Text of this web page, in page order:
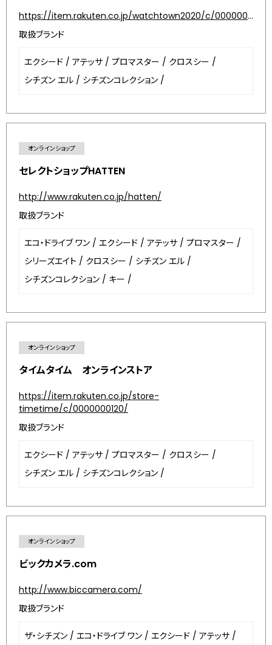
https://item.rakuten.co.jp/watchtown2020/c/0000000206/
取扱ブランド
エクシード / アテッサ / プロマスター / クロスシー /
シチズン エル / シチズンコレクション /
オンラインショップ
セレクトショップHATTEN
http://www.rakuten.co.jp/hatten/
取扱ブランド
エコ・ドライブ ワン / エクシード / アテッサ / プロマスター /
シリーズエイト / クロスシー / シチズン エル /
シチズンコレクション / キー /
オンラインショップ
タイムタイム オンラインストア
https://item.rakuten.co.jp/store-
timetime/c/0000000120/
取扱ブランド
エクシード / アテッサ / プロマスター / クロスシー /
シチズン エル / シチズンコレクション /
オンラインショップ
ビックカメラ.com
http://www.biccamera.com/
取扱ブランド
ザ・シチズン / エコ・ドライブ ワン / エクシード / アテッサ /